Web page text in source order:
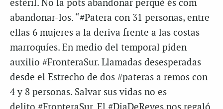
estèril. No la pots abandonar perquè és com
abandonar-los. “#Patera con 31 personas, entre
ellas 6 mujeres a la deriva frente a las costas
marroquíes. En medio del temporal piden
auxilio #FronteraSur. Llamadas desesperadas
desde el Estrecho de dos #pateras a remos con
4 y 8 personas. Salvar sus vidas no es